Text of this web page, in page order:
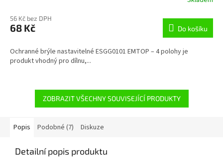
56 Kč bez DPH
68 Kč Do košíku
Ochranné brýle nastavitelné ESGG0101 EMTOP – 4 polohy je
produkt vhodný pro dílnu,...
ZOBRAZIT VŠECHNY SOUVISEJÍCÍ PRODUKTY
Popis Podobné (7) Diskuze
Detailní popis produktu